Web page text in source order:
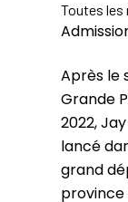
Toutes les
Après le
Grande
2022,
lancé
grand
province